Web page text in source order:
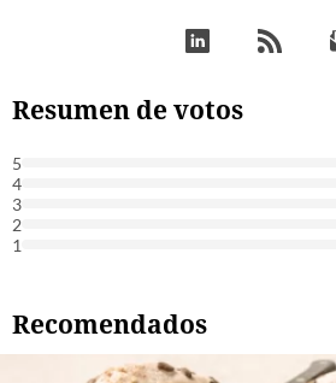
Resumen de votos
5
4
3
2
1
Recomendados